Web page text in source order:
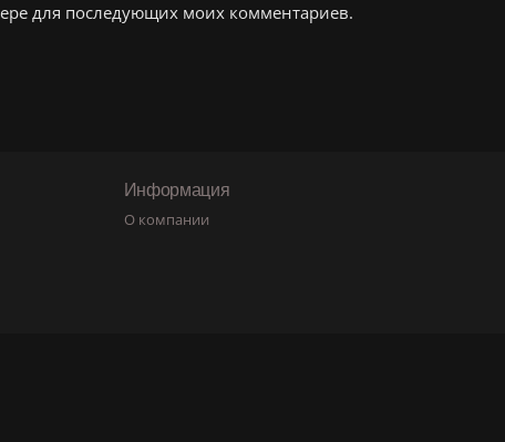
для последующих моих комментариев.
Информация
О компании